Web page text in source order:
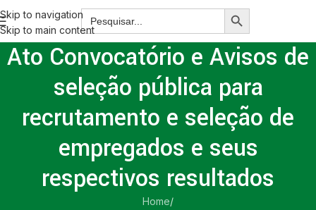
Skip to navigation
Skip to main content
Ato Convocatório e Avisos de
seleção pública para
recrutamento e seleção de
empregados e seus
respectivos resultados
Home/